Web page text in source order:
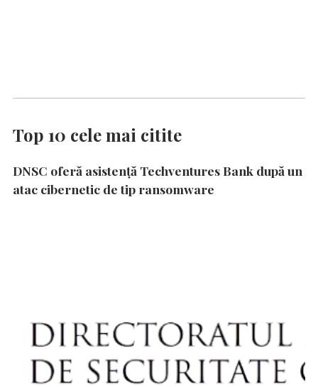
Top 10 cele mai citite
DNSC oferă asistență Techventures Bank după un
atac cibernetic de tip ransomware